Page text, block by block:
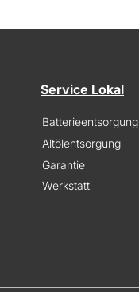
Service Lokal
Batterieentsorgung
Altölentsorgung
Garantie
Werkstatt